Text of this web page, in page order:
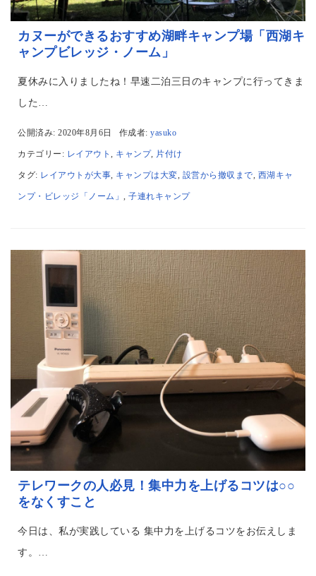
カヌーができるおすすめ湖畔キャンプ場「西湖キ
ャンプビレッジ・ノーム」
夏休みに入りましたね！早速二泊三日のキャンプに行ってきま
した…
公開済み: 2020年8月6日 作成者: yasuko
カテゴリー: レイアウト キャンプ, 片付け
タグ: レイアウトが大事 キャンプは大変 設営から撤収まで 西湖キャ
ンプ・ビレッジ「ノーム」 子連れキャンプ
テレワークの人必見！集中力を上げるコツは○○
をなくすこと
今日は、私が実践している 集中力を上げるコツをお伝えしま
す。…